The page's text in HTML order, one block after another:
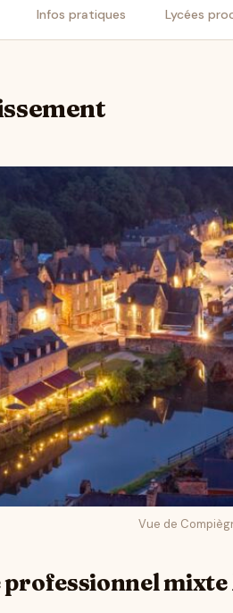
Infos pratiques Lycées
Vue de
professionnel